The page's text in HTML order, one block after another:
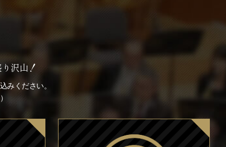
沢山！
みください。